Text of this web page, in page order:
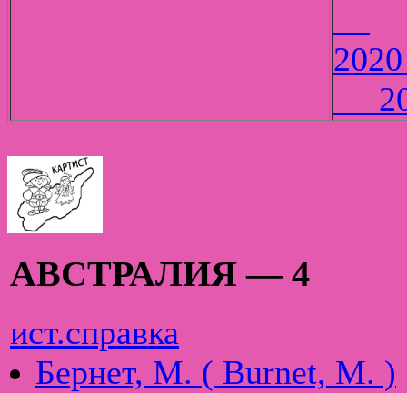
АВСТРАЛИЯ — 4
ист.справка
Бернет, М. ( Burnet, M. )